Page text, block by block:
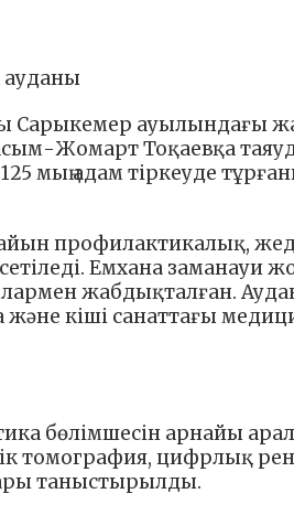
Сарыкемер ауылындағы
Жомарт Тоқаевқа
мың адам тіркеуде
профилактикалық,
Емхана заманауи
жабдықталған.
және кіші санаттағы
бөлімшесін арнайы
томография, цифрлық
таныстырылды.